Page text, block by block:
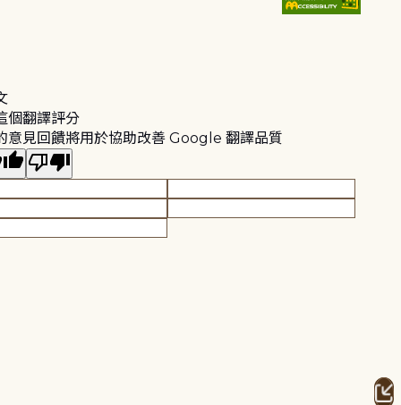
個翻譯評分
意見回饋將用於協助改善 Google 翻譯品質